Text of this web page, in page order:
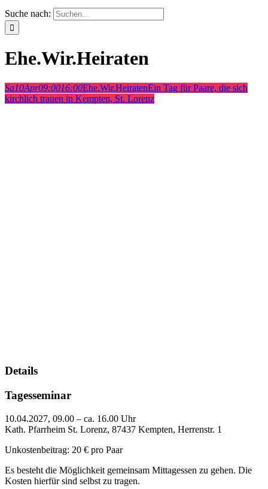
Suche nach:
Ehe.Wir.Heiraten
Sa10Apr09:0016:00Ehe.Wir.HeiratenEin Tag für Paare, die sich
kirchlich trauen in Kempten, St. Lorenz
Details
Tagesseminar
10.04.2027, 09.00 – ca. 16.00 Uhr
Kath. Pfarrheim St. Lorenz, 87437 Kempten, Herrenstr. 1
Unkostenbeitrag: 20 € pro Paar
Es besteht die Möglichkeit gemeinsam Mittagessen zu gehen. Die
Kosten hierfür sind selbst zu tragen.